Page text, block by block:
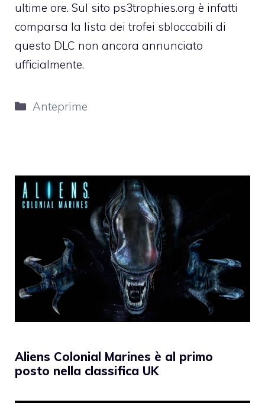
ultime ore. Sul sito ps3trophies.org è infatti
comparsa la lista dei trofei sbloccabili di
questo DLC non ancora annunciato
ufficialmente.
Categorie
Anteprime
Aliens Colonial Marines è al primo
posto nella classifica UK